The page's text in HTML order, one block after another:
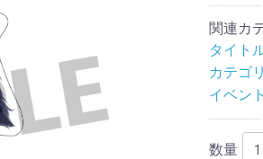
関連カ
タイト
カテゴ
イベン
数量